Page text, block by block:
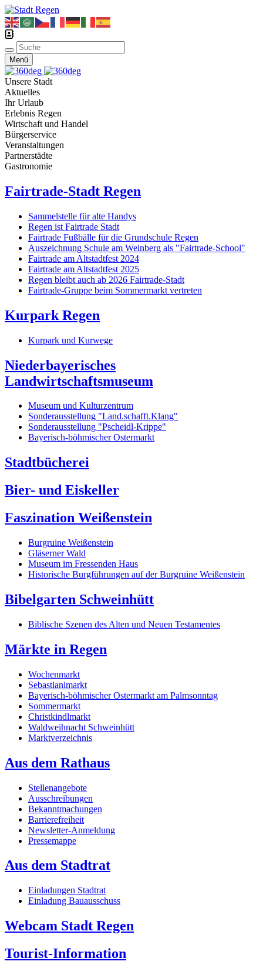
Menü
Unsere Stadt
Aktuelles
Ihr Urlaub
Erlebnis Regen
Wirtschaft und Handel
Bürgerservice
Veranstaltungen
Partnerstädte
Gastronomie
Fairtrade-Stadt Regen
Sammelstelle für alte Handys
Regen ist Fairtrade Stadt
Fairtrade Fußbälle für die Grundschule Regen
Auszeichnung Schule am Weinberg als "Fairtrade-School"
Fairtrade am Altstadtfest 2024
Fairtrade am Altstadtfest 2025
Regen bleibt auch ab 2026 Fairtrade-Stadt
Fairtrade-Gruppe beim Sommermarkt vertreten
Kurpark Regen
Kurpark und Kurwege
Niederbayerisches
Landwirtschaftsmuseum
Museum und Kulturzentrum
Sonderausstellung "Land.schafft.Klang"
Sonderausstellung "Pscheidl-Krippe"
Bayerisch-böhmischer Ostermarkt
Stadtbücherei
Bier- und Eiskeller
Faszination Weißenstein
Burgruine Weißenstein
Gläserner Wald
Museum im Fressenden Haus
Historische Burgführungen auf der Burgruine Weißenstein
Bibelgarten Schweinhütt
Biblische Szenen des Alten und Neuen Testamentes
Märkte in Regen
Wochenmarkt
Sebastianimarkt
Bayerisch-böhmischer Ostermarkt am Palmsonntag
Sommermarkt
Christkindlmarkt
Waldweihnacht Schweinhütt
Marktverzeichnis
Aus dem Rathaus
Stellenangebote
Ausschreibungen
Bekanntmachungen
Barrierefreiheit
Newsletter-Anmeldung
Pressemappe
Aus dem Stadtrat
Einladungen Stadtrat
Einladung Bauausschuss
Webcam Stadt Regen
Tourist-Information